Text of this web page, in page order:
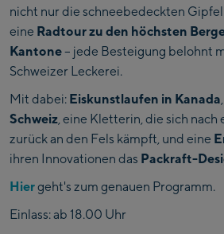
nicht nur die schneebedeckten
eine Radtour zu den höchsten
Kantone– jede Besteigung belohnt
Schweizer Leckerei.
Mit dabei: Eiskunstlaufen in Kanada
Schweiz , eine Kletterin, die sich
zurück an den Fels kämpft, und eine
ihren Innovationen das Packraft-
Hiergeht's zum genauen Programm.
Einlass: ab 18.00 Uhr